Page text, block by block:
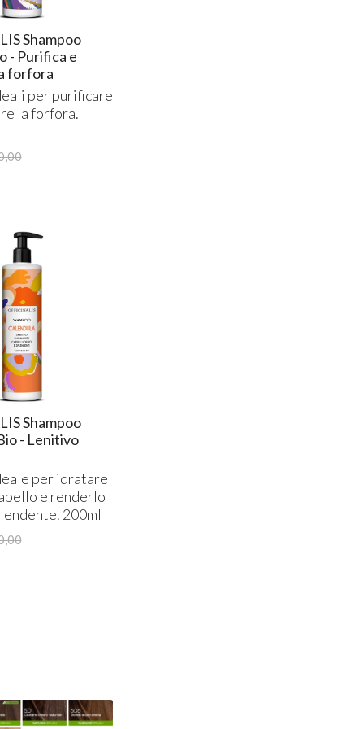
Shampoo
- Purifica e
forfora
per purificare
la forfora.
Shampoo
- Lenitivo
per idratare
e renderlo
200ml